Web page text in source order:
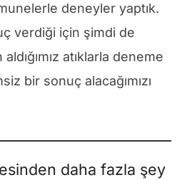
deneyler yaptık.
verdiği için şimdi de
atıklarla deneme
bir sonuç alacağımızı
daha fazla şey